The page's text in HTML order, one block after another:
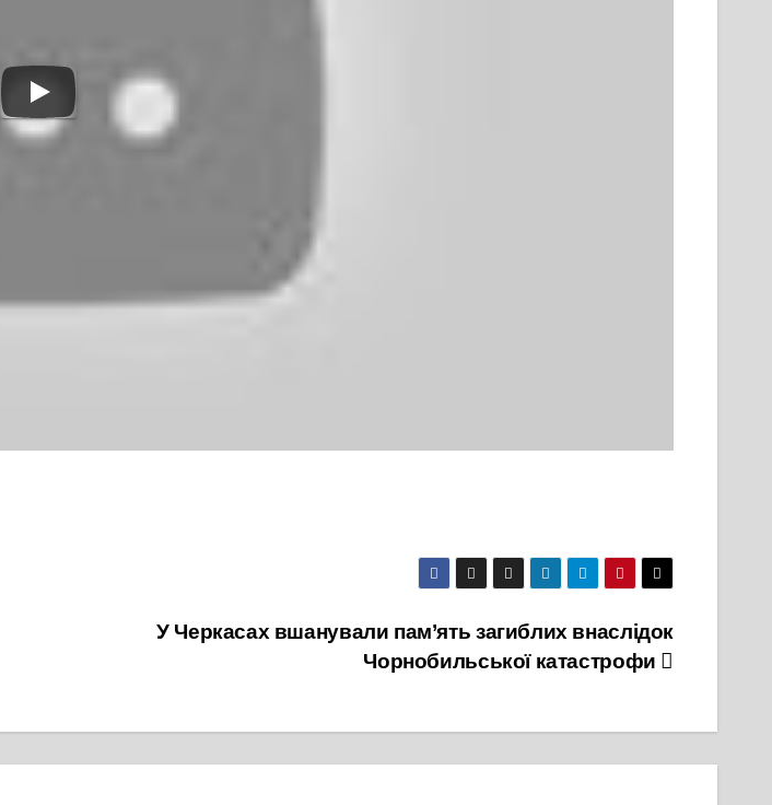
У Черкасах вшанували пам’ять загиблих внаслідок
Чорнобильської катастрофи